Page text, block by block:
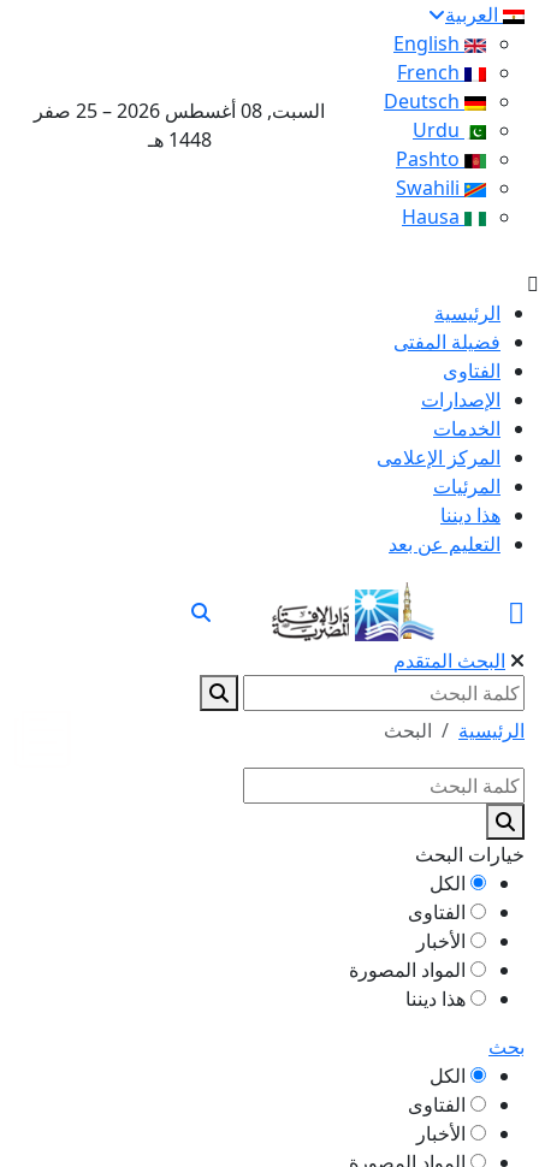
العربية
السبت, 08 أغسطس 2026 – 25 صفر
1448 هـ
الرئيسية
فضيلة المفتى
الفتاوى
الإصدارات
الخدمات
المركز الإعلامى
المرئيات
هذا ديننا
التعليم عن بعد
البحث المتقدم
الرئيسية البحث
خيارات البحث
الكل
الفتاوى
الأخبار
المواد المصورة
هذا ديننا
بحث
الكل
الفتاوى
الأخبار